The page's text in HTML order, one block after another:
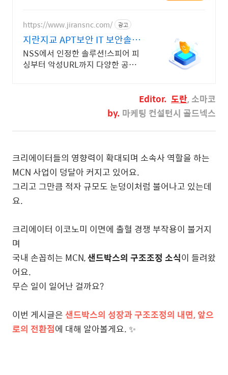
https://www.jiransnc.com/ 광고
지란지교 APT보안 IT 보안솔루
션 전문기업
NSS에서 인정한 솔루션!스피어 피
싱부터 악성URL까지 다양한 공격단
Editor. 도란, 소마코
by. 마케팅 컨설턴시 골드넥스
크리에이터들의 영향력이 확대되며 소속사 역할을 하는
MCN 사업이 덩달아 커지고 있어요.
그리고 그만큼 적자 규모도 눈덩이처럼 불어나고 있는데
요.
크리에이터 이코노미 이면에 출혈 경쟁 부작용이 불거지
며
국내 손꼽히는 MCN,샌드박스의 구조조정 소식이 들려왔
어요.
무슨 일이 일어난 걸까요?
이번 게시글은샌드박스의 성장과 구조조정의 내면, 앞으
로의 전환점에 대해 알아볼게요. ✨